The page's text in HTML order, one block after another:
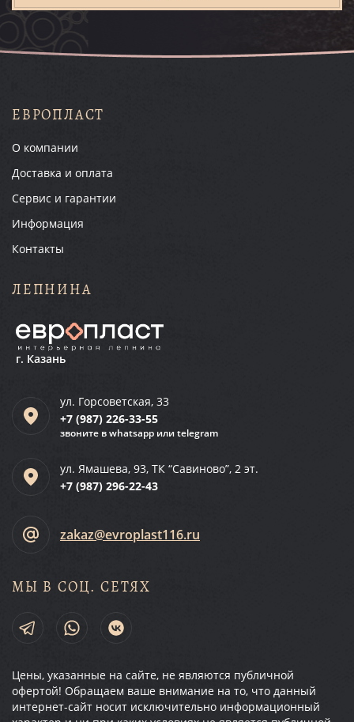
ЕВРОПЛАСТ
О компании
Доставка и оплата
Сервис и гарантии
Информация
Контакты
ЛЕПНИНА
г. Казань
ул. Горсоветская, 33
+7 (987) 226-33-55
звоните в whatsapp или telegram
ул. Ямашева, 93, ТК “Савиново”, 2 эт.
+7 (987) 296-22-43
zakaz@evroplast116.ru
МЫ В СОЦ. СЕТЯХ
Цены, указанные на сайте, не являются публичной
офертой! Обращаем ваше внимание на то, что данный
интернет-сайт носит исключительно информационный